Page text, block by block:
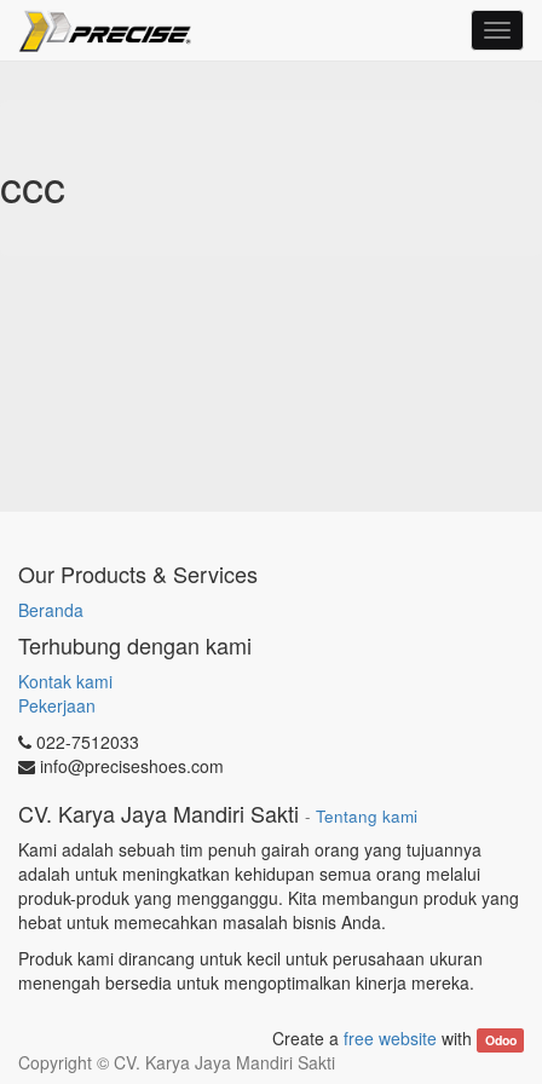
ccc
Our Products & Services
Beranda
Terhubung dengan kami
Kontak kami
Pekerjaan
022-7512033
info@preciseshoes.com
CV. Karya Jaya Mandiri Sakti - Tentang kami
Kami adalah sebuah tim penuh gairah orang yang tujuannya
adalah untuk meningkatkan kehidupan semua orang melalui
produk-produk yang mengganggu. Kita membangun produk yang
hebat untuk memecahkan masalah bisnis Anda.
Produk kami dirancang untuk kecil untuk perusahaan ukuran
menengah bersedia untuk mengoptimalkan kinerja mereka.
Create afree website with Odoo
Copyright © CV. Karya Jaya Mandiri Sakti